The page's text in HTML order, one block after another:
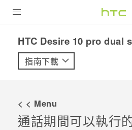
VIVE
配件
HTC Desire 10 pro dual
指南下載
< < Menu
通話期間可以執行